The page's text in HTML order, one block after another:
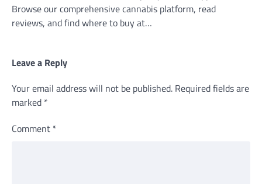
Browse our comprehensive cannabis platform, read
reviews, and find where to buy at…
Leave a Reply
Your email address will not be published. Required fields are
marked *
Comment *